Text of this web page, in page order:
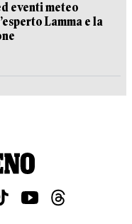
eventi meteo
Lamma e la